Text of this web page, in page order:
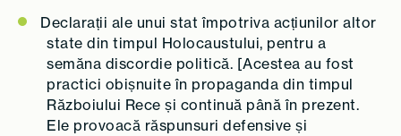
Declarații ale unui stat împotriva acțiunilor altor
state din timpul Holocaustului, pentru a
semăna discordie politică. [Acestea au fost
practici obișnuite în propaganda din timpul
Războiului Rece și continuă până în prezent.
Ele provoacă răspunsuri defensive și